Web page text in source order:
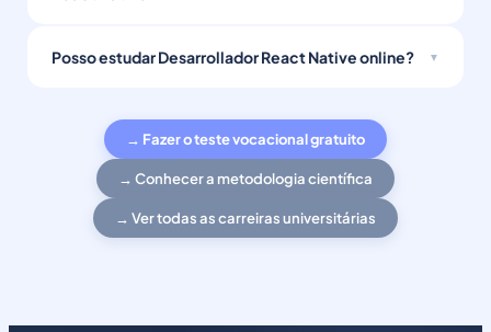
Posso estudar Desarrollador React Native online?
→ Fazer o teste vocacional gratuito
→ Conhecer a metodologia científica
→ Ver todas as carreiras universitárias